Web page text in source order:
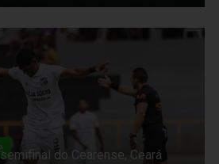
do Cearense, Ceará